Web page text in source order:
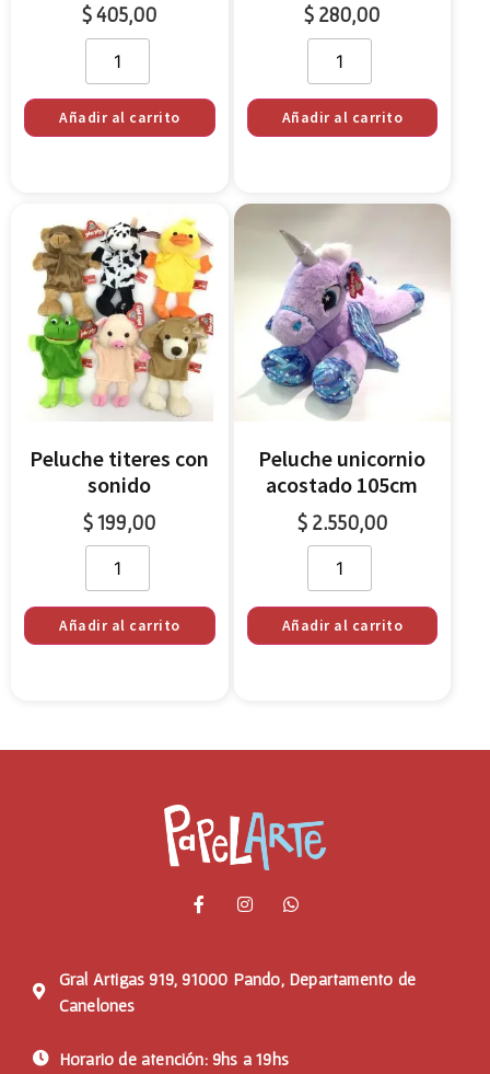
$405,00
Añadir al carrito
$ 280,00
Añadir al carrito
Peluche titeres con
sonido
$199,00
Añadir al carrito
Peluche unicornio
acostado 105cm
$2.550,00
Añadir al carrito
Gral Artigas 919, 91000 Pando, Departamento de
Canelones
Horario de atención: 9hs a 19hs